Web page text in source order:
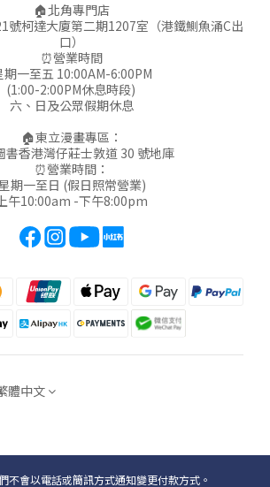
🏠北角專門店
號柯達大廈第二期1207室（港鐵鰂魚涌C出
口）
⏰營業時間
期一至五 10:00AM-6:00PM
(1:00-2:00PM休息時段)
六、日及公眾假期休息
🏠東立漫畫專區：
書香港灣仔莊士敦道 30 號地庫
⏰營業時間：
期一至日 (假日照常營業)
午10:00am -下午8:00pm
體中文
不會以電話或簡訊方式通知變更付款方式。